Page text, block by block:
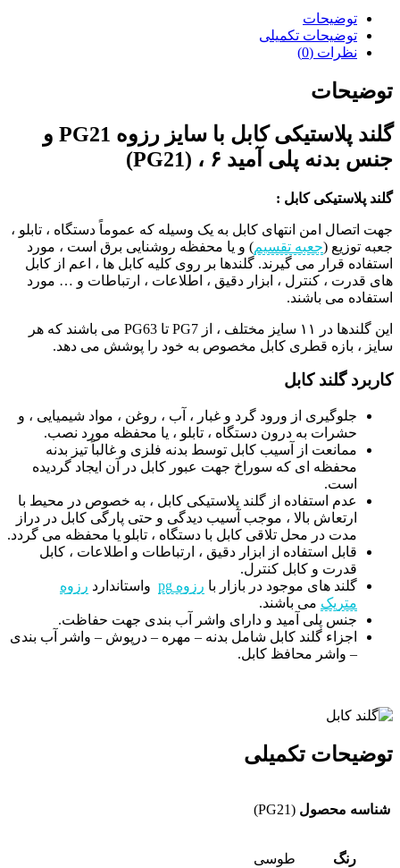
توضیحات
توضیحات تکمیلی
نظرات (0)
توضیحات
گلند پلاستیکی کابل با سایز رزوه PG21 و
جنس بدنه پلی آمید ۶ ، (PG21)
گلند پلاستیکی کابل :
جهت اتصال امن انتهای کابل به یک وسیله که عموماً دستگاه ، تابلو ،
جعبه توزیع (جعبه تقسیم) و یا محفظه روشنایی برق است ، مورد
استفاده قرار می گیرند. گلندها بر روی کلیه کابل ها ، اعم از کابل
های قدرت ، کنترل ، ابزار دقیق ، اطلاعات ، ارتباطات و … مورد
استفاده می باشند.
این گلندها در ۱۱ سایز مختلف ، از PG7 تا PG63 می باشند که هر
سایز ، بازه قطری کابل مخصوص به خود را پوشش می دهد.
کاربرد گلند کابل
جلوگیری از ورود گرد و غبار ، آب ، روغن ، مواد شیمیایی ، و
حشرات به درون دستگاه ، تابلو ، یا محفظه مورد نصب.
ممانعت از آسیب کابل توسط بدنه فلزی و غالباً تیز بدنه
محفظه ای که سوراخ جهت عبور کابل در آن ایجاد گردیده
است.
عدم استفاده از گلند پلاستیکی کابل ، به خصوص در محیط با
ارتعاش بالا ، موجب آسیب دیدگی و حتی پارگی کابل در دراز
مدت در محل تلاقی کابل با دستگاه ، تابلو یا محفظه می گردد.
قابل استفاده از ابزار دقیق ، ارتباطات و اطلاعات ، کابل
قدرت و کابل کنترل.
گلند های موجود در بازار با رزوه pg واستاندارد رزوه
متریک می باشند.
جنس پلی آمید و دارای واشر آب بندی جهت حفاظت.
اجزاء گلند کابل شامل بدنه – مهره – درپوش – واشر آب بندی
– واشر محافظ کابل.
توضیحات تکمیلی
شناسه محصول (PG21)
رنگ طوسی